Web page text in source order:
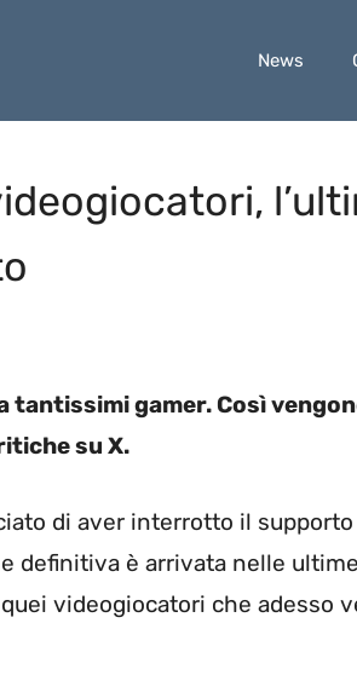
News
tantissimi gamer. Così
su X.
di aver interrotto il
definitiva è arrivata nelle
videogiocatori che adesso